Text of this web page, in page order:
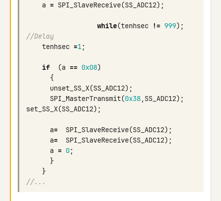
a = SPI_SlaveReceive(SS_ADC12);
while(tenhsec != 999);
//Delay
tenhsec =1;
if (a == 0x08)
{
unset_SS_X(SS_ADC12);
SPI_MasterTransmit(0x38, SS_ADC12);
set_SS_X(SS_ADC12);
a= SPI_SlaveReceive(SS_ADC12);
a= SPI_SlaveReceive(SS_ADC12);
a = 0;
}
}
//...